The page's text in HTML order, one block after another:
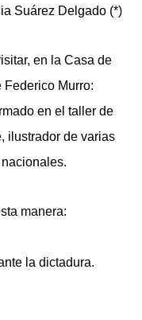
Suárez Delgado (*)
en la Casa de
Federico Murro:
en el taller de
ilustrador de varias
manera:
la dictadura.